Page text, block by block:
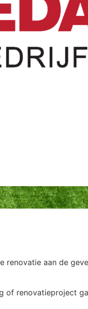
renovatie aan de
of renovatieproject